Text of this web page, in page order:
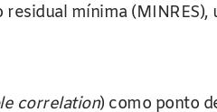
residual mínima
correlation) como ponto